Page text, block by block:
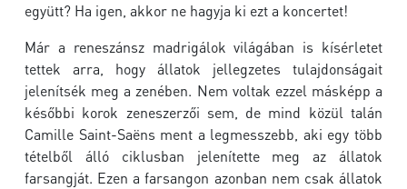
együtt? Ha igen, akkor ne hagyja ki ezt a koncertet!
Már a reneszánsz madrigálok világában is kísérletet
tettek arra, hogy állatok jellegzetes tulajdonságait
jelenítsék meg a zenében. Nem voltak ezzel másképp a
későbbi korok zeneszerzői sem, de mind közül talán
Camille Saint-Saëns ment a legmesszebb, aki egy több
tételből álló ciklusban jelenítette meg az állatok
farsangját. Ezen a farsangon azonban nem csak állatok